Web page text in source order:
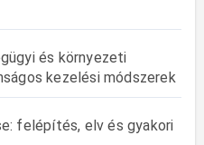
és környezeti
kezelési módszerek
felépítés, elv és gyakori